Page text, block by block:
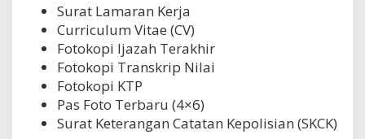
Surat Lamaran Kerja
Curriculum Vitae (CV)
Fotokopi Ijazah Terakhir
Fotokopi Transkrip Nilai
Fotokopi KTP
Pas Foto Terbaru (4×6)
Surat Keterangan Catatan Kepolisian (SKCK)